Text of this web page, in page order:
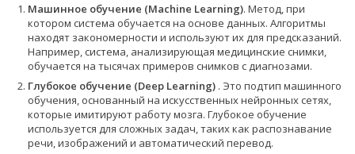
Машинное обучение (Machine Learning). Метод, при
котором система обучается на основе данных. Алгоритмы
находят закономерности и используют их для предсказаний.
Например, система, анализирующая медицинские снимки,
обучается на тысячах примеров снимков с диагнозами.
Глубокое обучение (Deep Learning) . Это подтип машинного
обучения, основанный на искусственных нейронных сетях,
которые имитируют работу мозга. Глубокое обучение
используется для сложных задач, таких как распознавание
речи, изображений и автоматический перевод.